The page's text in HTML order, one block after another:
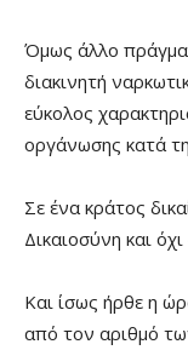
Όμως άλλο πράγμα
διακινητή
εύκολος
οργάνωσης κατά
Σε ένα κράτος
Δικαιοσύνη και
Και ίσως ήρθε η
από τον αριθμό